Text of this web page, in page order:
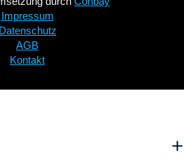
Impressum
Datenschutz
AGB
Kontakt